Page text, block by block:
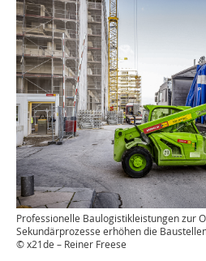
Professionelle Baulogistikleistungen zur
Sekundärprozesse erhöhen die
© x21de – Reiner Freese